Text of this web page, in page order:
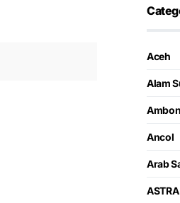
Aceh
Alam
Ambon
Ancol
Arab